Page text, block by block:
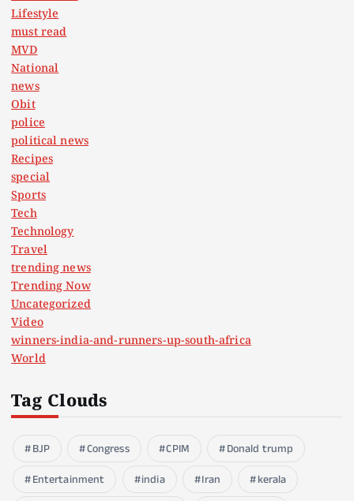
Lifestyle
must read
MVD
National
news
Obit
police
political news
Recipes
special
Sports
Tech
Technology
Travel
trending news
Trending Now
Uncategorized
Video
winners-india-and-runners-up-south-africa
World
Tag Clouds
BJP Congress CPIM
Donald trump
Entertainment
india Iran
kerala